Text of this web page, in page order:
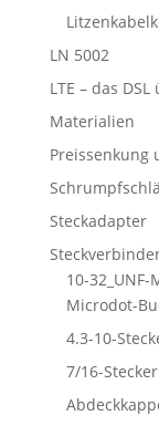
LN 5002
LTE – das
Materialien
Preissenkung
Steckadapter
10-
Microdot-
4.3-10-
7/16-